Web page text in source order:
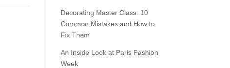
Decorating Master Class: 10
Common Mistakes and How to
Fix Them
An Inside Look at Paris Fashion
Week